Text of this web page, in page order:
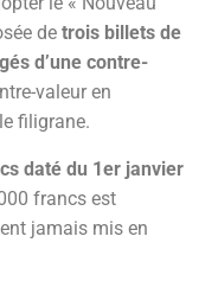
de trois billets de
d’une contre-
valeur en
filigrane.
daté du 1er janvier
francs est
jamais mis en